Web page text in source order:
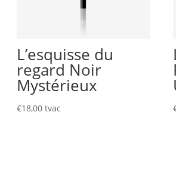
L’esquisse du
regard Noir
Mystérieux
€18,00 tvac